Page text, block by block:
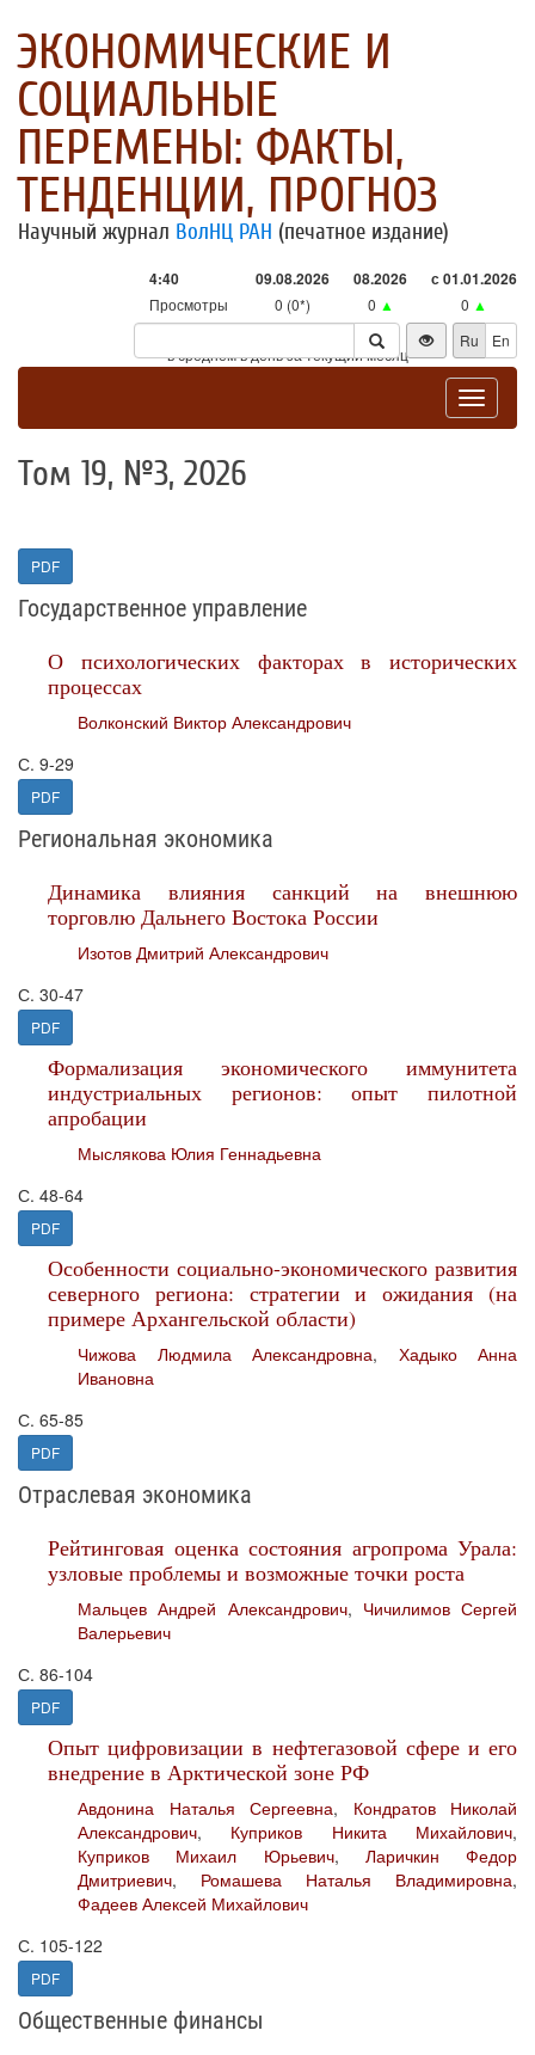
ЭКОНОМИЧЕСКИЕ И
СОЦИАЛЬНЫЕ
ПЕРЕМЕНЫ: ФАКТЫ,
ТЕНДЕНЦИИ, ПРОГНОЗ
Научный журнал ВолНЦ РАН (печатное издание)
4:40 09.08.2026 08.2026 с 01.01.2026
Просмотры 0 (0*) 0 ▲ 0 ▲
Посетители
0 (0*) 0▲ 0▲
* - в среднем в день за текущий месяц
Ru En
Toggle
Том 19, №3, 2026
PDF
Государственное управление
О психологических факторах в исторических
процессах
Волконский Виктор Александрович
С. 9-29
PDF
Региональная экономика
Динамика влияния санкций на внешнюю
торговлю Дальнего Востока России
Изотов Дмитрий Александрович
С. 30-47
PDF
Формализация экономического иммунитета
индустриальных регионов: опыт пилотной
апробации
Мыслякова Юлия Геннадьевна
С. 48-64
PDF
Особенности социально-экономического развития
северного региона: стратегии и ожидания (на
примере Архангельской области)
Чижова Людмила Александровна, Хадыко Анна
Ивановна
С. 65-85
PDF
Отраслевая экономика
Рейтинговая оценка состояния агропрома Урала:
узловые проблемы и возможные точки роста
Мальцев Андрей Александрович, Чичилимов Сергей
Валерьевич
С. 86-104
PDF
Опыт цифровизации в нефтегазовой сфере и его
внедрение в Арктической зоне РФ
Авдонина Наталья Сергеевна, Кондратов Николай
Александрович, Куприков Никита Михайлович,
Куприков Михаил Юрьевич, Ларичкин Федор
Дмитриевич, Ромашева Наталья Владимировна,
Фадеев Алексей Михайлович
С. 105-122
PDF
Общественные финансы